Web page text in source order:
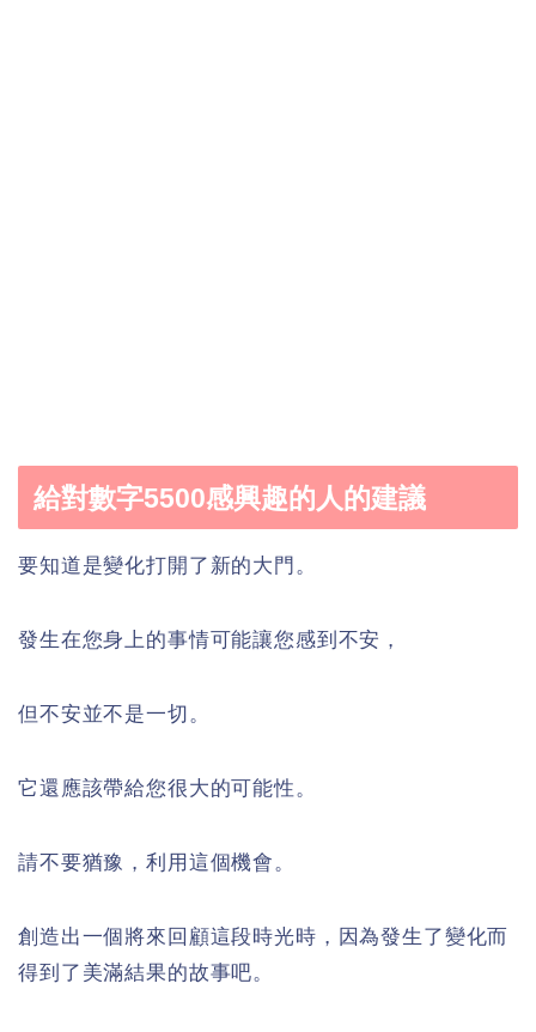
給對數字5500感興趣的人的建議
要知道是變化打開了新的大門。
發生在您身上的事情可能讓您感到不安，
但不安並不是一切。
它還應該帶給您很大的可能性。
請不要猶豫，利用這個機會。
創造出一個將來回顧這段時光時，因為發生了變化而
得到了美滿結果的故事吧。